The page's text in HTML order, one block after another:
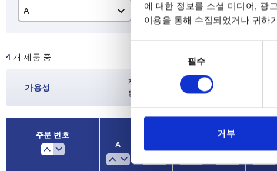
에 대한 정보를 소셜 미디어, 광
이용을 통해 수집되었거나 귀하
택
필수
거부
A L
4 개 제품 중
가용성
재고 현황은 하루에 여러 번 정기적으로 업데
된 배송일을 확인하실 수 있습니다.
주문 번호
A